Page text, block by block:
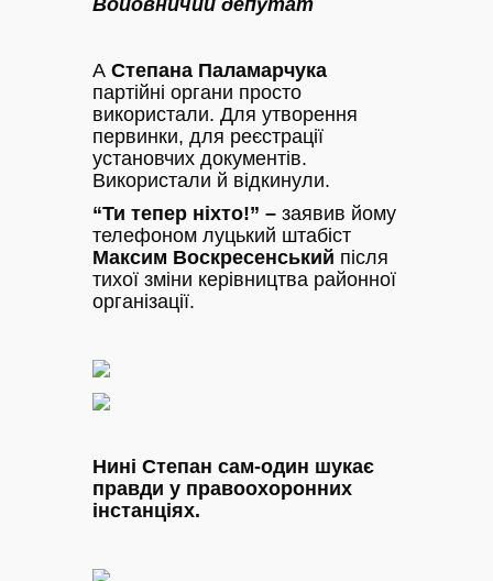
А Степана Паламарчука
партійні органи просто
використали. Для утворення
первинки, для реєстрації
установчих документів.
Використали й відкинули.
“Ти тепер ніхто!” – заявив йому
телефоном луцький штабіст
Максим Воскресенський після
тихої зміни керівництва районної
організації.
Нині Степан сам-один шукає
правди у правоохоронних
інстанціях.